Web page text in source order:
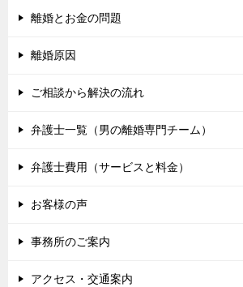
離婚とお金の問題
離婚原因
ご相談から解決の流れ
弁護士一覧（男の離婚専門チーム）
弁護士費用（サービスと料金）
お客様の声
事務所のご案内
アクセス・交通案内